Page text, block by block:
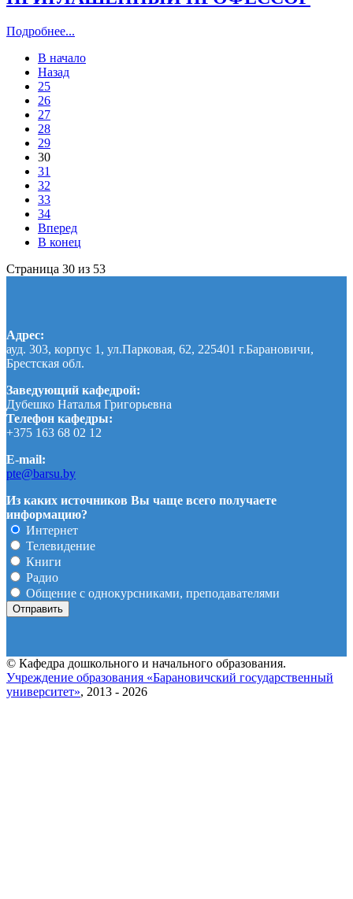
Подробнее...
В начало
Назад
25
26
27
28
29
30
31
32
33
34
Вперед
В конец
Страница 30 из 53
Адрес:
ауд. 303, корпус 1, ул.Парковая, 62, 225401 г.Барановичи,
Брестская обл.
Заведующий кафедрой:
Дубешко Наталья Григорьевна
Телефон кафедры:
+375 163 68 02 12
E-mail:
pte@barsu.by
Из каких источников Вы чаще всего получаете
информацию?
Интернет
Телевидение
Книги
Радио
Общение с однокурсниками, преподавателями
© Кафедра дошкольного и начального образования.
Учреждение образования «Барановичский государственный
университет», 2013 - 2026